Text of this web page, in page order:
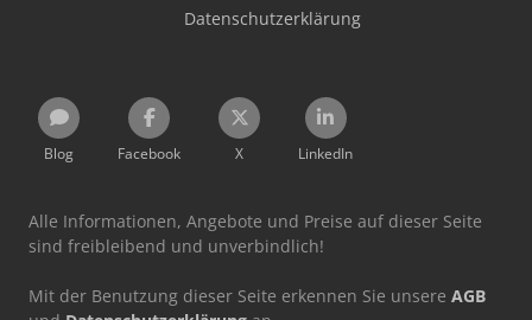
Datenschutzerklärung
Blog Facebook X LinkedIn
Alle Informationen, Angebote und Preise auf dieser Seite
sind freibleibend und unverbindlich!
Mit der Benutzung dieser Seite erkennen Sie unsere AGB